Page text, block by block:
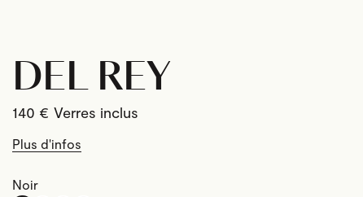
DEL REY
140 €
Plus d'infos
Noir